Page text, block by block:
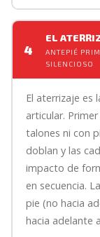
4
EL
ANTEPIÉ
SILENCIOSO
El aterrizaje es
articular.
talones ni con
doblan y las
impacto de
en secuencia.
pie (no hacia
hacia adelante